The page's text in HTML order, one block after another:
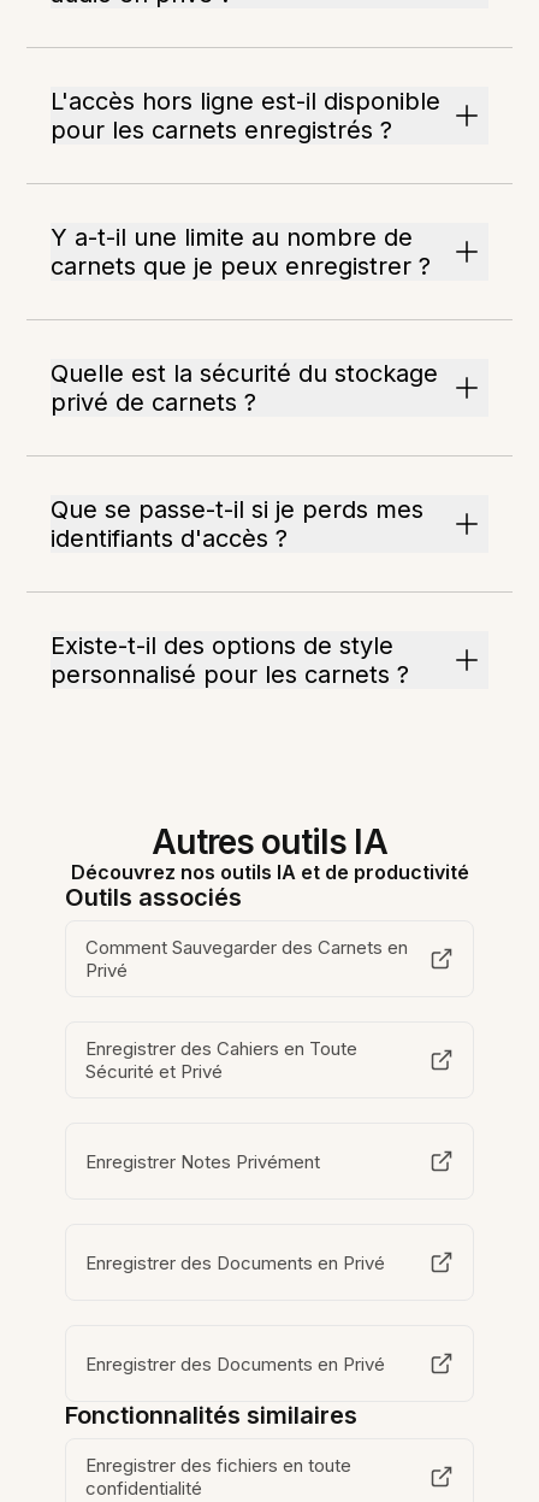
L'accès hors ligne est-il disponible
pour les carnets enregistrés ?
Y a-t-il une limite au nombre de
carnets que je peux enregistrer ?
Quelle est la sécurité du stockage
privé de carnets ?
Que se passe-t-il si je perds mes
identifiants d'accès ?
Existe-t-il des options de style
personnalisé pour les carnets ?
Autres outils IA
Découvrez nos outils IA et de productivité
Outils associés
Comment Sauvegarder des Carnets en
Privé
Enregistrer des Cahiers en Toute
Sécurité et Privé
Enregistrer Notes Privément
Enregistrer des Documents en Privé
Enregistrer des Documents en Privé
Fonctionnalités similaires
Enregistrer des fichiers en toute
confidentialité